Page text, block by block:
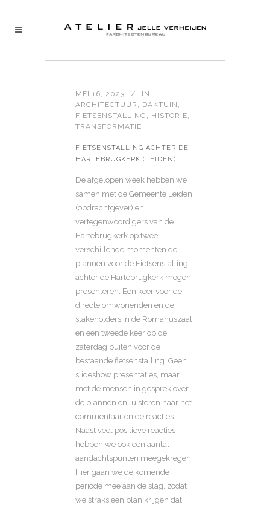
MEI 16, 2023
IN
ARCHITECTUUR , DAKTUIN ,
FIETSENSTALLING , HISTORIE,
TRANSFORMATIE
FIETSENSTALLING ACHTER DE
HARTEBRUGKERK (LEIDEN)
De afgelopen week hebben we
samen met de Gemeente Leiden
(opdrachtgever) en
vertegenwoordigers van de
Hartebrugkerk op twee
verschillende momenten de
plannen voor de Fietsenstalling
achter de Hartebrugkerk mogen
presenteren. Een keer voor de
directe omwonenden en de
stakeholders in de Romanuszaal
en een tweede keer op de
zaterdag buiten voor de
bestaande fietsenstalling. Geen
slideshow presentaties, maar
met de mensen in gesprek over
de plannen en luisteren naar het
commentaar en de reacties.
Naast veel positieve reacties
hebben we ook een aantal
aandachtspunten meegekregen.
Hier gaan we de komende
periode mee aan de slag, zodat
we straks een plan krijgen dat